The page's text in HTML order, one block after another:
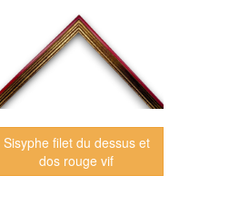
Sisyphe filet du dessus et
dos rouge vif